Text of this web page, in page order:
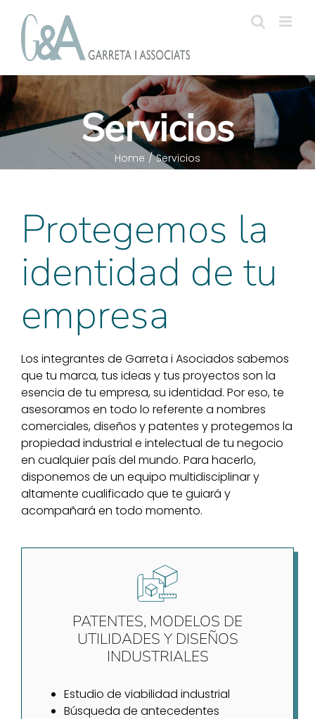
content
Servicios
Home / Servicios
Protegemos la
identidad de tu
empresa
Los integrantes de Garreta i Asociados sabemos
que tu marca, tus ideas y tus proyectos son la
esencia de tu empresa, su identidad. Por eso, te
asesoramos en todo lo referente a nombres
comerciales, diseños y patentes y protegemos la
propiedad industrial e intelectual de tu negocio
en cualquier país del mundo. Para hacerlo,
disponemos de un equipo multidisciplinar y
altamente cualificado que te guiará y
acompañará en todo momento.
PATENTES, MODELOS DE
UTILIDADES Y DISEÑOS
INDUSTRIALES
Estudio de viabilidad industrial
Búsqueda de antecedentes